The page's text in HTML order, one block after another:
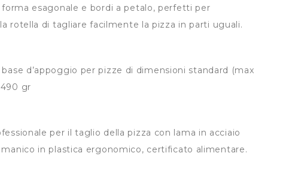
esagonale e bordi a petalo, perfetti per
rotella di tagliare facilmente la pizza in parti uguali.
base d’appoggio per pizze di dimensioni standard (max
gr
per il taglio della pizza con lama in acciaio
manico in plastica ergonomico, certificato alimentare.